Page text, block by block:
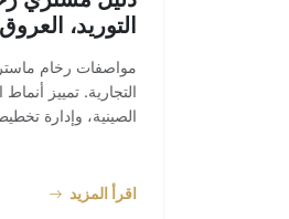
التوريد،
مواصفات رخام ماستر
التجارية. تمييز
الصينية، وإدارة
اقرأ المزيد